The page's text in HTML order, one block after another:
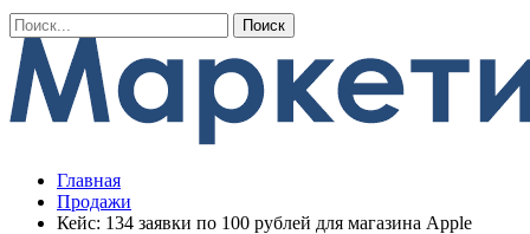
Главная
Продажи
Кейс: 134 заявки по 100 рублей для магазина Apple